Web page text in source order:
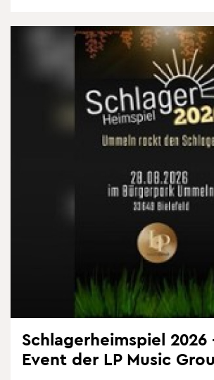
Schla­ger­heim­spiel 2026
Event der LP Music